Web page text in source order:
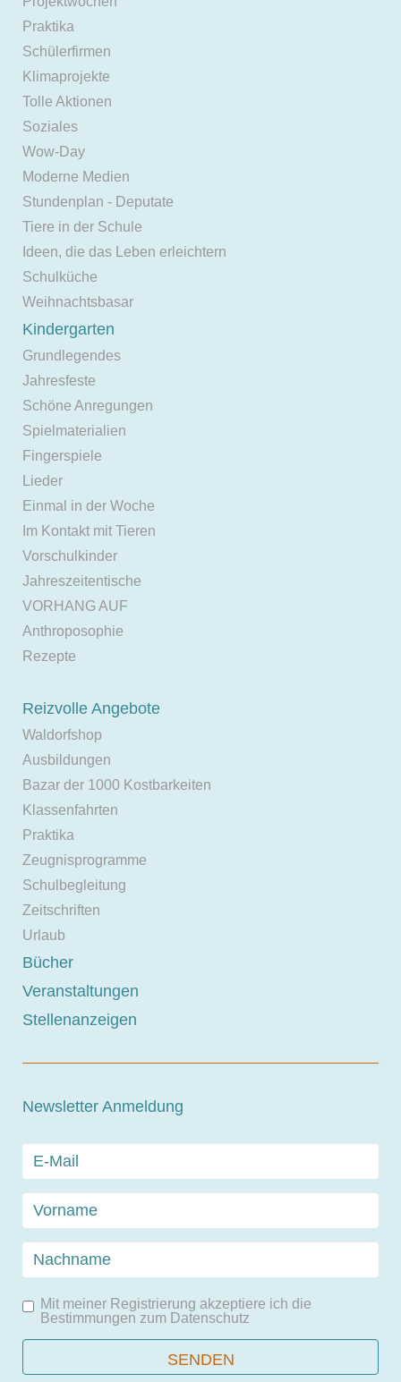
Praktika
Schülerfirmen
Klimaprojekte
Tolle Aktionen
Soziales
Wow-Day
Moderne Medien
Stundenplan - Deputate
Tiere in der Schule
Ideen, die das Leben erleichtern
Schulküche
Weihnachtsbasar
Kindergarten
Grundlegendes
Jahresfeste
Schöne Anregungen
Spielmaterialien
Fingerspiele
Lieder
Einmal in der Woche
Im Kontakt mit Tieren
Vorschulkinder
Jahreszeitentische
VORHANG AUF
Anthroposophie
Rezepte
Reizvolle Angebote
Waldorfshop
Ausbildungen
Bazar der 1000 Kostbarkeiten
Klassenfahrten
Praktika
Zeugnisprogramme
Schulbegleitung
Zeitschriften
Urlaub
Bücher
Veranstaltungen
Stellenanzeigen
Newsletter Anmeldung
Mit meiner Registrierung akzeptiere ich die
Bestimmungen zum Datenschutz